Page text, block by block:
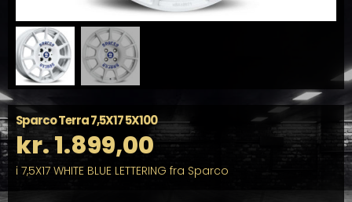
Sparco Terra 7,5X17 5X100
kr.1.899,00
i 7,5X17 WHITE BLUE LETTERING fra Sparco